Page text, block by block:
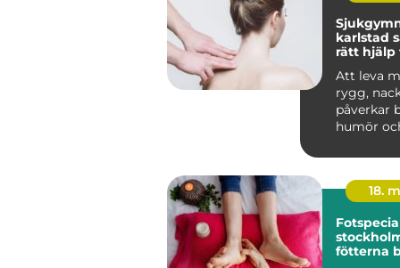
karlstad så hittar du
rätt hjälp
Att leva
rygg,
påverkar
humör
18.
stockholm
fötterna